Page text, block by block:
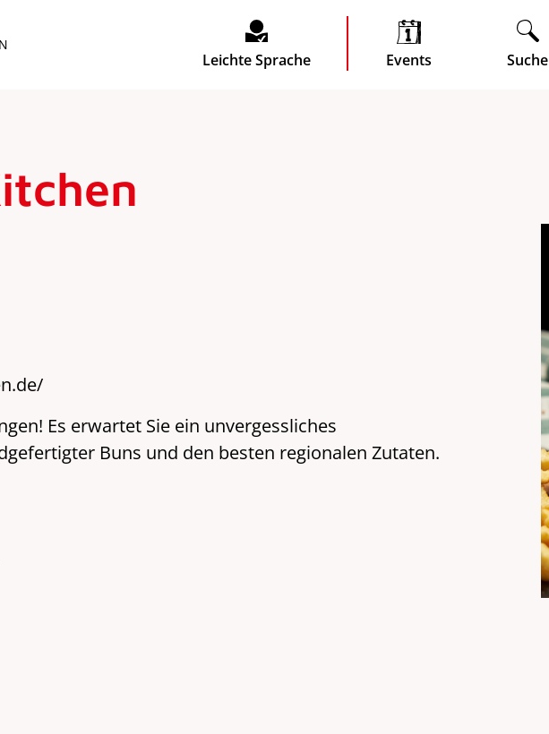
Leichte Sprache Events Suche
Es erwartet Sie ein unvergessliches
Buns und den besten regionalen Zutaten.